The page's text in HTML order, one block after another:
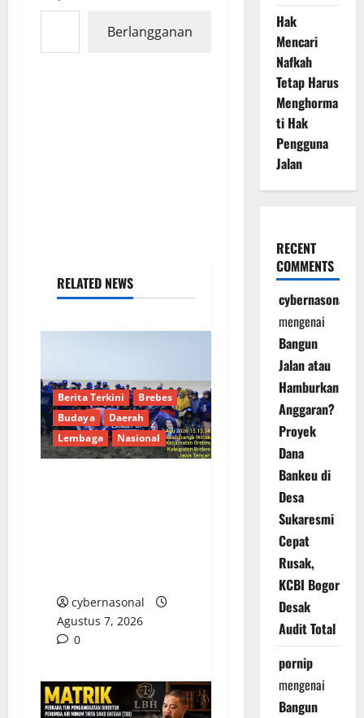
Ketikkan email Anda...
Berlangganan
RELATED NEWS
Berita Terkini
Brebes
Budaya
Daerah
Lembaga
Nasional
cybernasonal
Agustus 7, 2026
0
Hak
Mencari
Nafkah
Tetap Harus
Menghorma
ti Hak
Pengguna
Jalan
RECENT
COMMENTS
cybernasonal
mengenai
Bangun
Jalan atau
Hamburkan
Anggaran?
Proyek
Dana
Bankeu di
Desa
Sukaresmi
Cepat
Rusak,
KCBI Bogor
Desak
Audit Total
pornip
mengenai
Bangun